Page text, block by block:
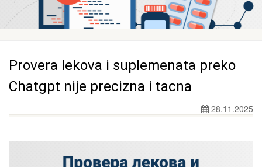
Provera lekova i suplemenata preko
Chatgpt nije precizna i tacna
28.11.2025